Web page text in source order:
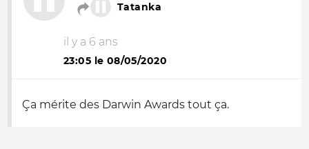
Tatanka
il y a 6 ans
23:05 le 08/05/2020
Ça mérite des Darwin Awards tout ça.